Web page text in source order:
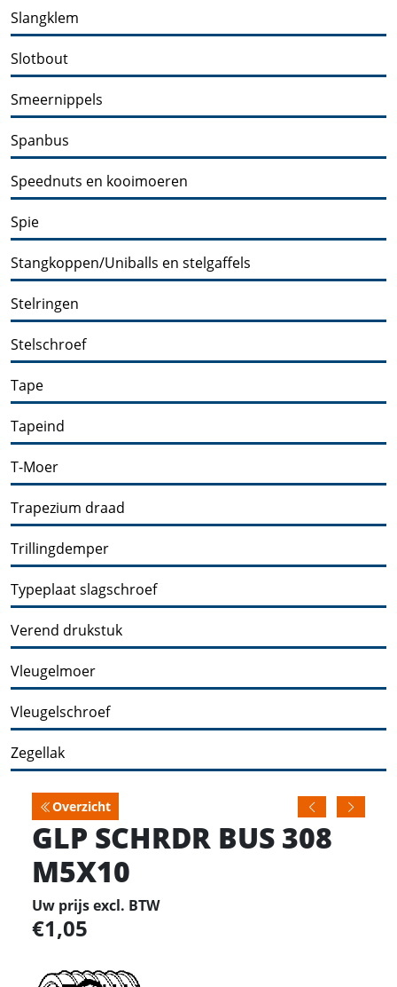
Slangklem
Slotbout
Smeernippels
Spanbus
Speednuts en kooimoeren
Spie
Stangkoppen/Uniballs en stelgaffels
Stelringen
Stelschroef
Tape
Tapeind
T-Moer
Trapezium draad
Trillingdemper
Typeplaat slagschroef
Verend drukstuk
Vleugelmoer
Vleugelschroef
Zegellak
Overzicht
GLP SCHRDR BUS 308
M5X10
Uw prijs excl. BTW
1,05